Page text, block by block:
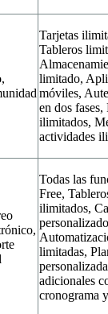
Tarjetas
Tableros
limitado,
móviles,
en dos fases,
ilimitados,
actividades
Todas las
Free,
ilimitados,
limitadas,
adicionales
cronograma